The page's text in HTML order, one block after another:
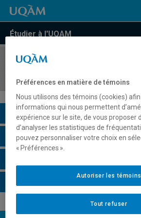
Étudier à l'UQAM
COURS//
Description du cours
Horaire - Été 2026
Préférences en matière de témoins
Nous utilisons des témoins (cookies)
informations qui nous permettent
expérience sur le site, de vous proposer
d’analyser les statistiques de
pouvez personnaliser votre choix en
« Préférences ».
Tout refuser
Autoriser les témoins